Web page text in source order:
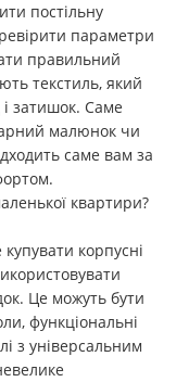
постільну
параметри
правильний
текстиль, який
і затишок. Саме
малюнок чи
саме вам за
квартири?
корпусні
Це можуть бути
функціональні
з універсальним